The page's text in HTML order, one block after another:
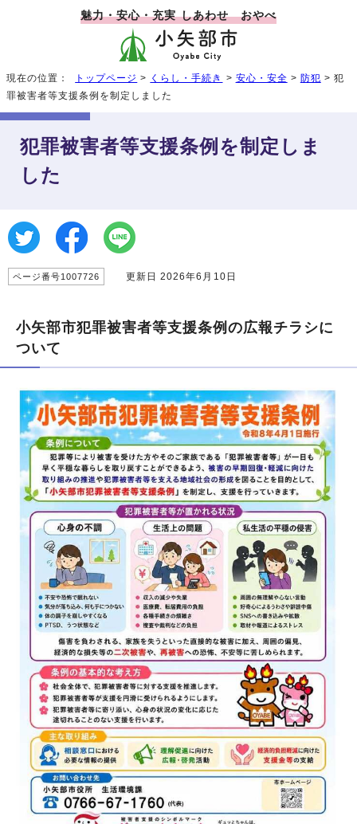
魅力・安心・充実 しあわせ おやべ
現在の位置： トップページ > くらし・手続き > 安心・安全 > 防犯 > 犯
罪被害者等支援条例を制定しました
犯罪被害者等支援条例を制定しま
した
ページ番号1007726 更新日 2026年6月10日
小矢部市犯罪被害者等支援条例の広報チラシに
ついて